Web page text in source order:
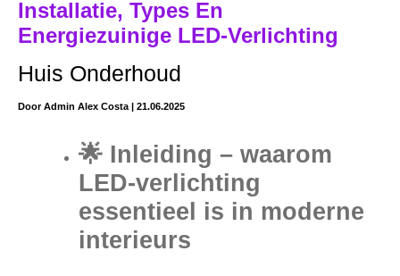
Installatie, Types En
Energiezuinige LED-Verlichting
Huis Onderhoud
DoorAdmin Alex Costa | 21.06.2025
🌟 Inleiding – waarom
LED-verlichting
essentieel is in moderne
interieurs